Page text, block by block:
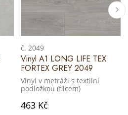
č. 2049
Vinyl A1 LONG LIFE TEX
FORTEX GREY 2049
Vinyl v metráži s textilní
podložkou (filcem)
463 Kč